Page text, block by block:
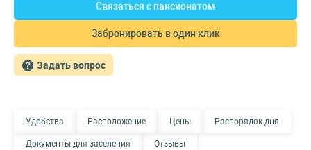
Связаться с пансионатом
Забронировать в один клик
Задать вопрос
Удобства Расположение Цены Распорядок дня
Документы для заселения Отзывы